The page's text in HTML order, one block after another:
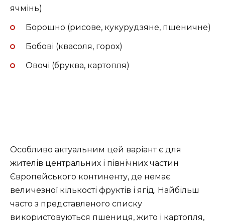
ячмінь)
Борошно (рисове, кукурудзяне, пшеничне)
Бобові (квасоля, горох)
Овочі (бруква, картопля)
Особливо актуальним цей варіант є для
жителів центральних і північних частин
Європейського континенту, де немає
величезної кількості фруктів і ягід. Найбільш
часто з представленого списку
використовуються пшениця, жито і картопля,